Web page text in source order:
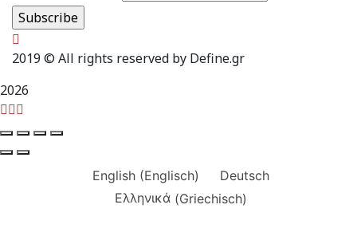
2019 © All rights reserved by Define.gr
2026
English (Englisch)
Deutsch
Ελληνικά (Griechisch)